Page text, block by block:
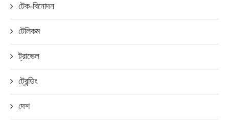
টেক-বিনোদন
টেলিকম
ট্রাভেল
ট্রেন্ডিং
দেশ